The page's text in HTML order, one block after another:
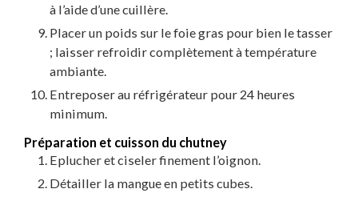
à l’aide d’une cuillère.
Placer un poids sur le foie gras pour bien le tasser
; laisser refroidir complètement à température
ambiante.
Entreposer au réfrigérateur pour 24 heures
minimum.
Préparation et cuisson du chutney
Eplucher et ciseler finement l’oignon.
Détailler la mangue en petits cubes.